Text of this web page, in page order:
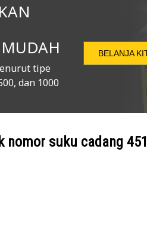
tipe
dan 1000
BELANJA
nomor suku cadang